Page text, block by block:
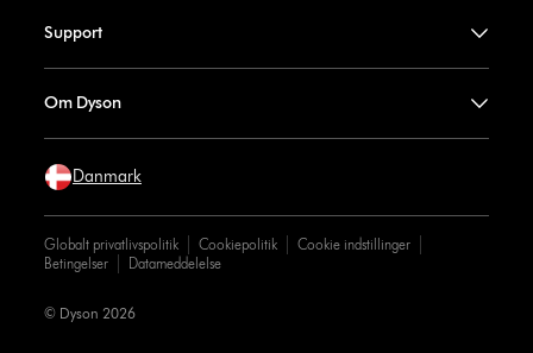
Support
Om Dyson
Danmark
Globalt privatlivspolitik Cookiepolitik
Cookie indstillinger
Betingelser
Datameddelelse
© Dyson 2026